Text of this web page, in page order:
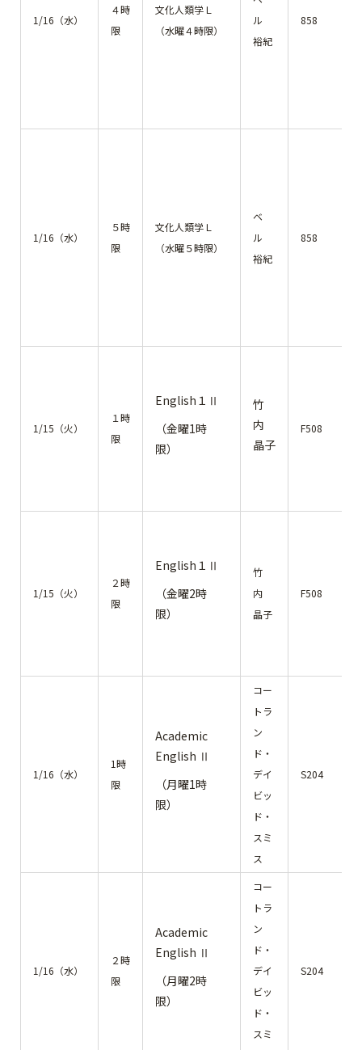
1/16（水）
４時
限
文化人類学Ｌ
（水曜４時限）
ル
裕紀
858
1/16（水）
５時
限
文化人類学Ｌ
（水曜５時限）
ベ
ル
裕紀
858
1/15（火）
１時
限
English１Ⅱ
（金曜1時
限）
竹
内
晶子
F508
1/15（火）
２時
限
English１Ⅱ
（金曜2時
限）
竹
内
晶子
F508
1/16（水）
1時
限
Academic
English Ⅱ
（月曜1時
限）
コー
トラ
ン
ド・
デイ
ビッ
ド・
スミ
ス
S204
1/16（水）
２時
限
Academic
English Ⅱ
（月曜2時
限）
コー
トラ
ン
ド・
デイ
ビッ
ド・
スミ
S204